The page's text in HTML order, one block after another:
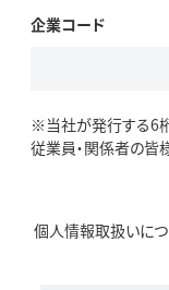
企業コード
※当社が発行する6
従業員・関係者の皆
個人情報取扱いにつ